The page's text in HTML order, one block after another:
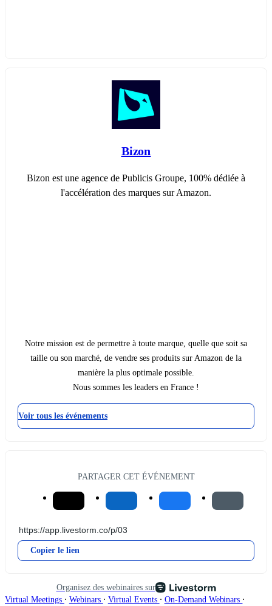
Bizon
Bizon est une agence de Publicis Groupe, 100% dédiée à
l'accélération des marques sur Amazon.
Notre mission est de permettre à toute marque, quelle que soit sa
taille ou son marché, de vendre ses produits sur Amazon de la
manière la plus optimale possible.
Nous sommes les leaders en France !
Voir tous les événements
PARTAGER CET ÉVÉNEMENT
Copier le lien
Organisez des webinaires sur
Virtual Meetings ∙ Webinars ∙ Virtual Events ∙ On-Demand Webinars ∙